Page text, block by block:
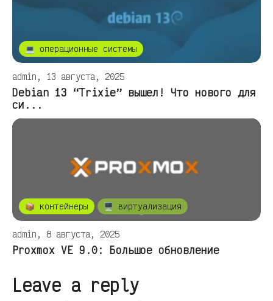
💻 операционные системы
admin, 13 августа, 2025
Debian 13 “Trixie” вышел! Что нового для
си...
📦 контейнеры 🖥️ виртуализация
admin, 8 августа, 2025
Proxmox VE 9.0: Большое обновление
Leave a reply